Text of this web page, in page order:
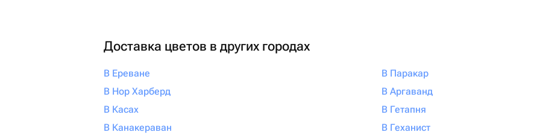
Доставка цветов в других городах
В Ереване
В Нор Харберд
В Касах
В Канакераван
В Паракар
В Аргаванд
В Гетапня
В Геханист